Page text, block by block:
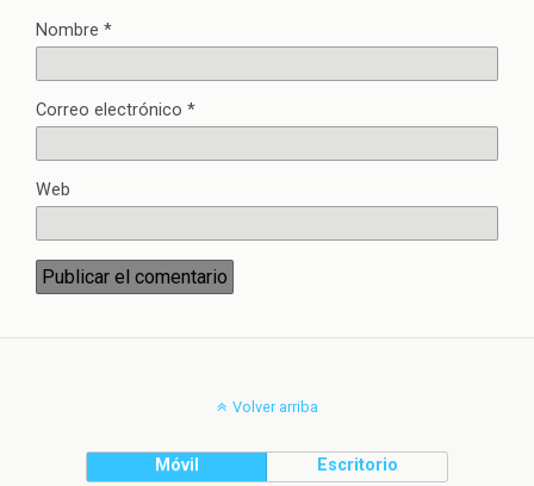
Nombre *
Correo electrónico *
Web
Volver arriba
Móvil Escritorio